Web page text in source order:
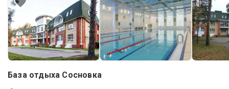
База отдыха Сосновка